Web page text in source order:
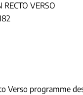
RECTO VERSO
Verso programme